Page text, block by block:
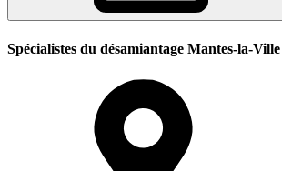
Spécialistes du désamiantage Mantes-la-